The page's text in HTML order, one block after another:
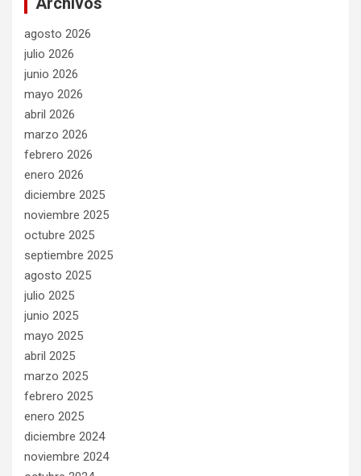
agosto 2026
julio 2026
junio 2026
mayo 2026
abril 2026
marzo 2026
febrero 2026
enero 2026
diciembre 2025
noviembre 2025
octubre 2025
septiembre 2025
agosto 2025
julio 2025
junio 2025
mayo 2025
abril 2025
marzo 2025
febrero 2025
enero 2025
diciembre 2024
noviembre 2024